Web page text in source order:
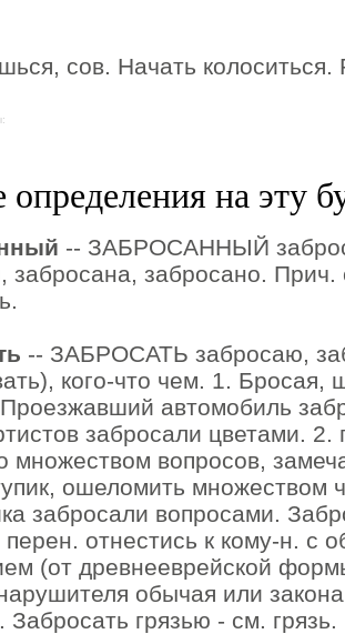
сов. Начать колоситься.
на эту
-- ЗАБРОСАННЫЙ
забросана, забросано.
-- ЗАБРОСАТЬ забросаю,
кого-что чем. 1. Бросая,
автомобиль
забросали цветами. 2.
множеством вопросов,
ошеломить множеством
забросали вопросами.
перен. отнестись к кому-н. с
(от древнееврейской
обычая или
Забросать грязью - см. грязь.